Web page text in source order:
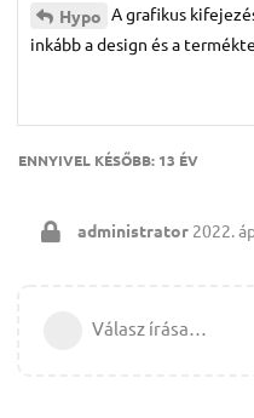
Hypo A grafikus
inkább a design és a
ENNYIVEL KÉSŐBB: 13 ÉV
administrator 2022.
Válasz írása…